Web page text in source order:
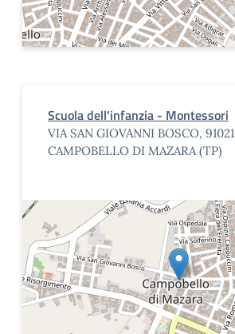
Scuola dell'infanzia - Montessori
VIA SAN GIOVANNI BOSCO, 91021
CAMPOBELLO DI MAZARA (TP)